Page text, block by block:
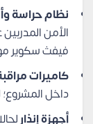
نظام حراسة
الأمن
فيفث سكوير مول
كاميرات
داخل
أجهزة إنذار